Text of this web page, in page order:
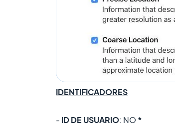
IDENTIFICADORES
- ID DE USUARIO: NO *